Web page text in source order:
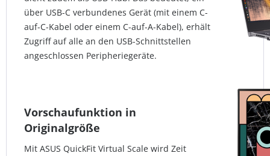
über USB-C verbundenes Gerät (mit einem C-
auf-C-Kabel oder einem C-auf-A-Kabel), erhält
Zugriff auf alle an den USB-Schnittstellen
angeschlossen Peripheriegeräte.
Vorschaufunktion in
Originalgröße
Mit ASUS QuickFit Virtual Scale wird Zeit